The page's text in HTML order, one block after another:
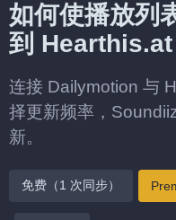
如何使播放列
到 Hearthis.at
连接 Dailymotion 与
择更新频率，
新。
免费（1 次同步）